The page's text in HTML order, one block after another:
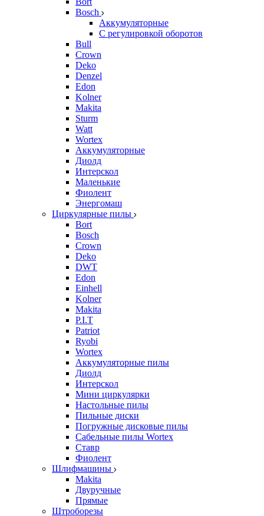
Bosch
Аккумуляторные
С регулировкой оборотов
Bull
Crown
Deko
Denzel
Edon
Kolner
Makita
Sturm
Watt
Wortex
Аккумуляторные
Диолд
Интерскол
Маленькие
Фиолент
Энергомаш
Циркулярные пилы
Bort
Bosch
Crown
Deko
DWT
Edon
Einhell
Kolner
Makita
P.I.T
Patriot
Ryobi
Wortex
Аккумуляторные пилы
Диолд
Интерскол
Мини циркулярки
Настольные пилы
Пильные диски
Погружные дисковые пилы
Сабельные пилы Wortex
Ставр
Фиолент
Шлифмашины
Makita
Двуручные
Прямые
Штроборезы